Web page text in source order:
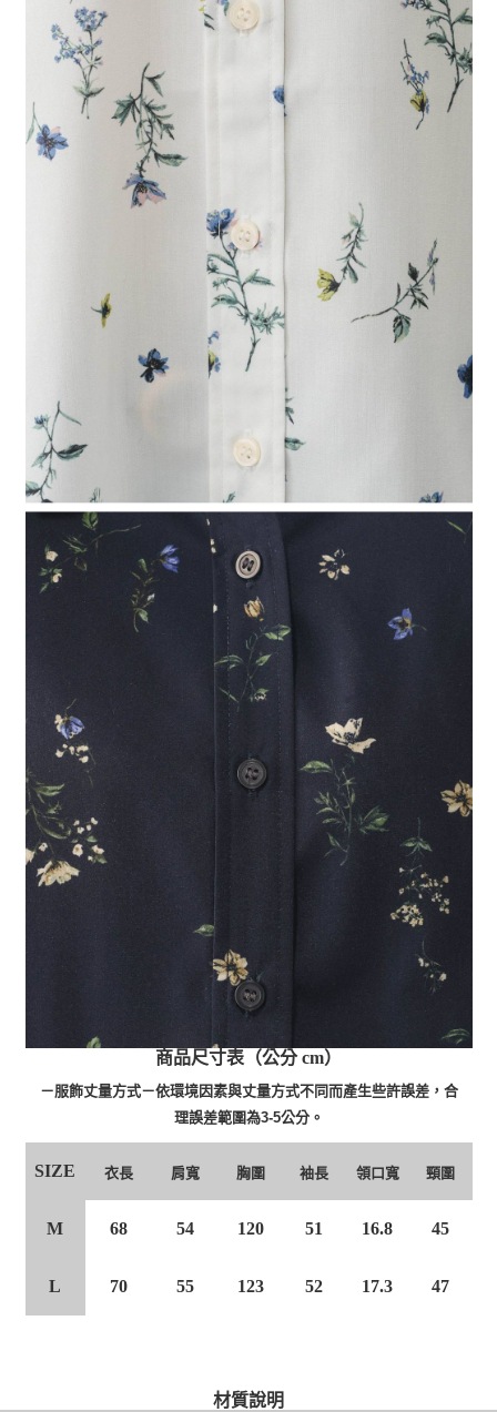
商品尺寸表（公分 cm）
－服飾丈量方式－依環境因素與丈量方式不同而產生些許誤差，合
理誤差範圍為3-5公分。
SIZE 衣長 肩寬 胸圍 袖長 領口寬 頸圍
M 68 54 120 51 16.8 45
L 70 55 123 52 17.3 47
材質說明